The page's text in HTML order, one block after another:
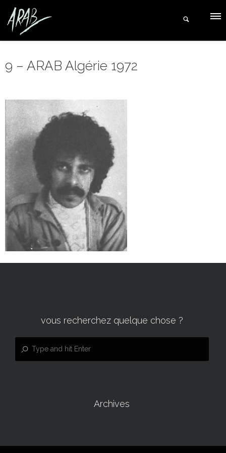
9 – ARAB Algérie 1972
vous recherchez quelque chose ?
Archives